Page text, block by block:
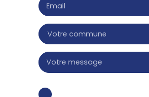
Email
Votre commune
Votre message